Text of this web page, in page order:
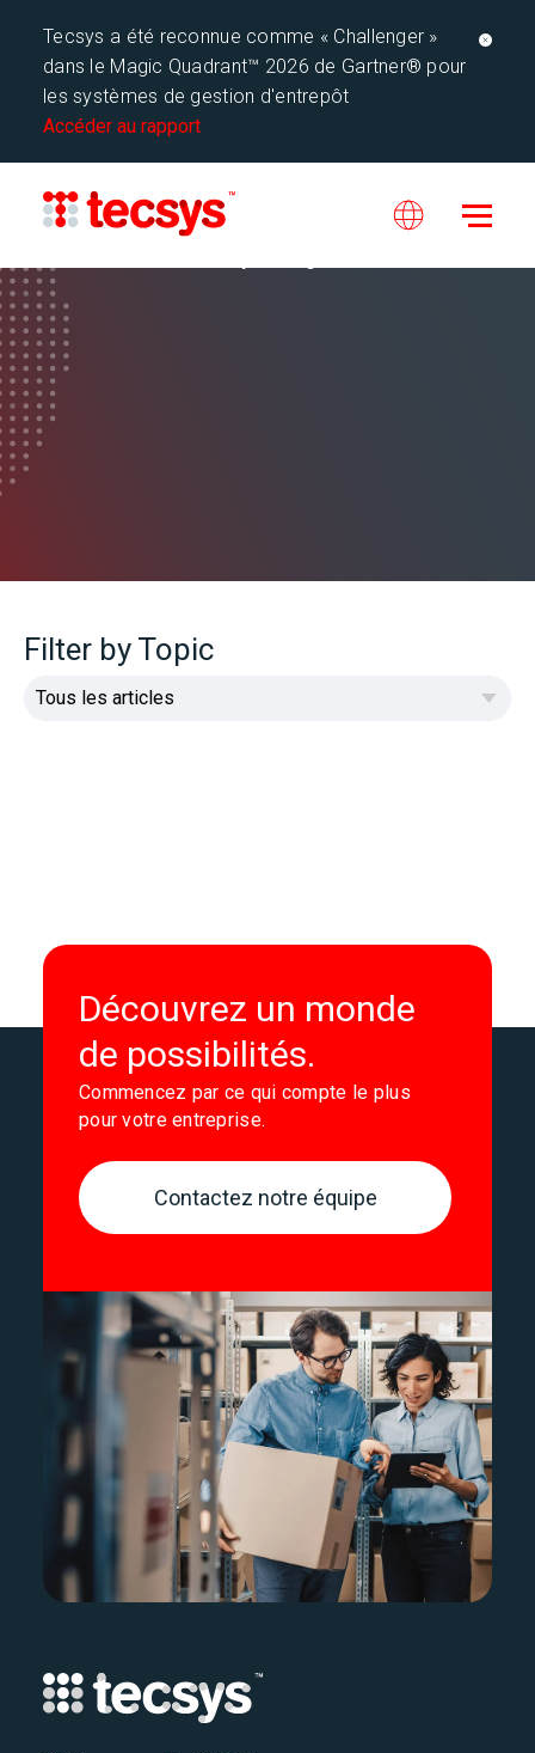
Tecsys a été reconnue comme « Challenger »
dans le Magic Quadrant™ 2026 de Gartner® pour
les systèmes de gestion d'entrepôt
Accéder au rapport
Filter by Topic
Découvrez un monde
de possibilités.
Commencez par ce qui compte le plus
pour votre entreprise.
Contactez notre équipe